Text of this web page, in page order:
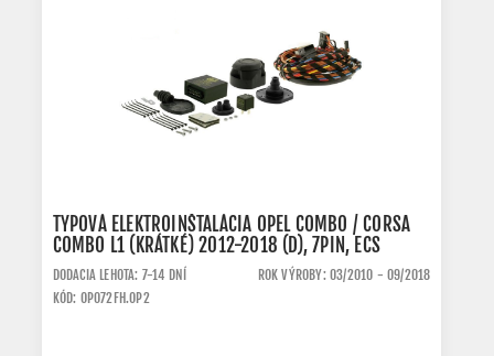
TYPOVÁ ELEKTROINŠTALÁCIA OPEL COMBO / CORSA
COMBO L1 (KRÁTKÉ) 2012-2018 (D), 7PIN, ECS
DODACIA LEHOTA: 7-14 DNÍ
ROK VÝROBY: 03/2010 - 09/2018
KÓD: OP072FH.OP2